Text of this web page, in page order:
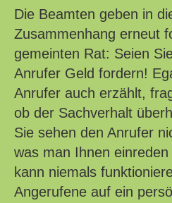
Die Beamten geben in
Zusammenhang erneut
gemeinten Rat: Seien
Anrufer Geld fordern!
Anrufer auch erzählt,
ob der Sachverhalt
Sie sehen den Anrufer
was man Ihnen
kann niemals
Angerufene auf ein